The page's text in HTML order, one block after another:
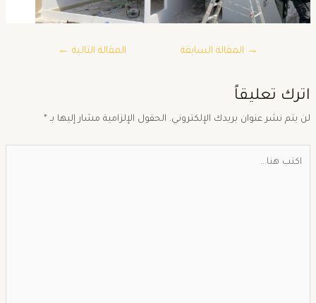
→المقالة السابقة المقالة التالية←
تعليقاً
يتم نشر عنوان بريدك الإلكتروني. الحقول الإلزامية مشار إليها بـ *